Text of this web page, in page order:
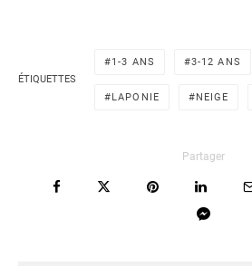
ÉTIQUETTES
1-3 ANS 3-12 ANS
LAPONIE NEIGE
Partager